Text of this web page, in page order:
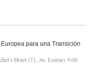
para una Transición
Hotel (71, Av. Louise) 9:00